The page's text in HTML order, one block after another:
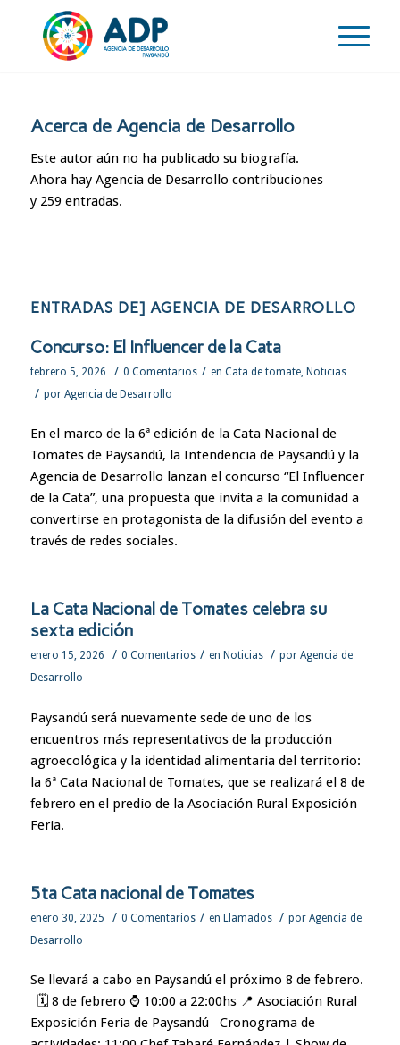
Acerca de Agencia de Desarrollo
Este autor aún no ha publicado su biografía.
Ahora hay Agencia de Desarrollo contribuciones
y 259 entradas.
ENTRADAS DE] AGENCIA DE DESARROLLO
Concurso: El Influencer de la Cata
febrero 5, 2026 / 0 Comentarios / en Cata de tomate, Noticias
/ por Agencia de Desarrollo
En el marco de la 6ª edición de la Cata Nacional de
Tomates de Paysandú, la Intendencia de Paysandú y la
Agencia de Desarrollo lanzan el concurso “El Influencer
de la Cata”, una propuesta que invita a la comunidad a
convertirse en protagonista de la difusión del evento a
través de redes sociales.
La Cata Nacional de Tomates celebra su
sexta edición
enero 15, 2026 / 0 Comentarios / en Noticias / por Agencia de
Desarrollo
Paysandú será nuevamente sede de uno de los
encuentros más representativos de la producción
agroecológica y la identidad alimentaria del territorio:
la 6ª Cata Nacional de Tomates, que se realizará el 8 de
febrero en el predio de la Asociación Rural Exposición
Feria.
5ta Cata nacional de Tomates
enero 30, 2025 / 0 Comentarios / en Llamados / por Agencia de
Desarrollo
Se llevará a cabo en Paysandú el próximo 8 de febrero.
🗓️ 8 de febrero ⌚ 10:00 a 22:00hs 📍 Asociación Rural
Exposición Feria de Paysandú Cronograma de